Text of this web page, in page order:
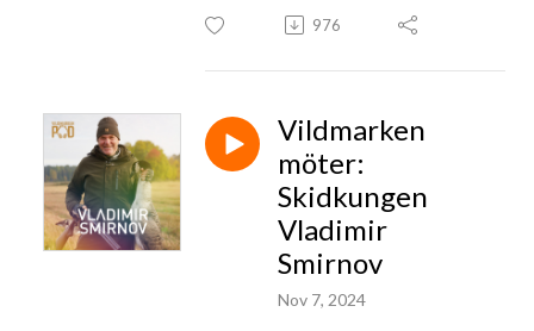
976
Vildmarken
möter:
Skidkungen
Vladimir
Smirnov
Nov 7, 2024